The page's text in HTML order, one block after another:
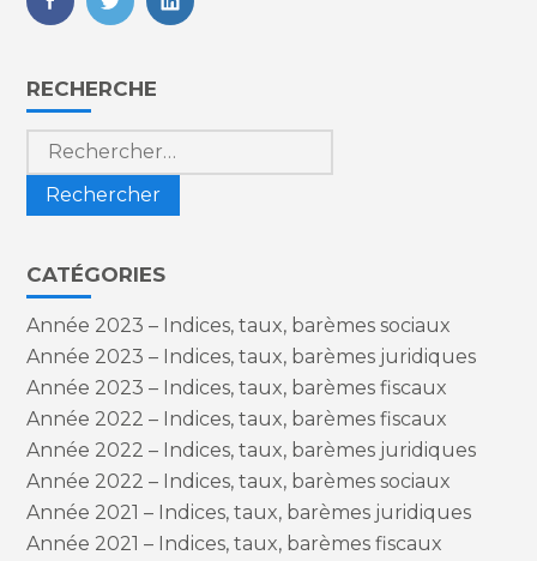
FaceBook
TwitterLinkedIn
Blog
sidebar
RECHERCHE
Rechercher :
CATÉGORIES
Année 2023 – Indices, taux, barèmes sociaux
Année 2023 – Indices, taux, barèmes juridiques
Année 2023 – Indices, taux, barèmes fiscaux
Année 2022 – Indices, taux, barèmes fiscaux
Année 2022 – Indices, taux, barèmes juridiques
Année 2022 – Indices, taux, barèmes sociaux
Année 2021 – Indices, taux, barèmes juridiques
Année 2021 – Indices, taux, barèmes fiscaux